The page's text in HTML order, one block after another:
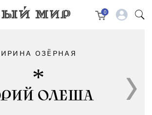
0
ИРИНА ОЗЁРНАЯ
ОЛЕША